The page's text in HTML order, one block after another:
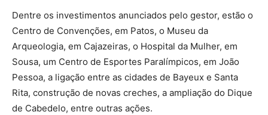
Dentre os investimentos anunciados pelo gestor, estão o
Centro de Convenções, em Patos, o Museu da
Arqueologia, em Cajazeiras, o Hospital da Mulher, em
Sousa, um Centro de Esportes Paralímpicos, em João
Pessoa, a ligação entre as cidades de Bayeux e Santa
Rita, construção de novas creches, a ampliação do Dique
de Cabedelo, entre outras ações.